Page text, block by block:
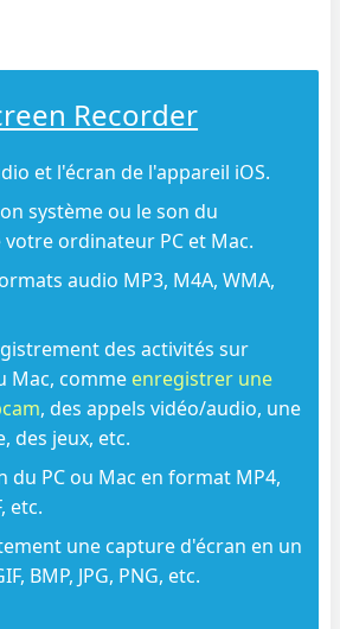
Recorder
et l'écran de l'appareil iOS.
système ou le son du
ordinateur PC et Mac.
audio MP3, M4A, WMA,
des activités sur
Mac, comme enregistrer une
, des appels vidéo/audio, une
des jeux, etc.
du PC ou Mac en format MP4,
etc.
une capture d'écran en un
BMP, JPG, PNG, etc.